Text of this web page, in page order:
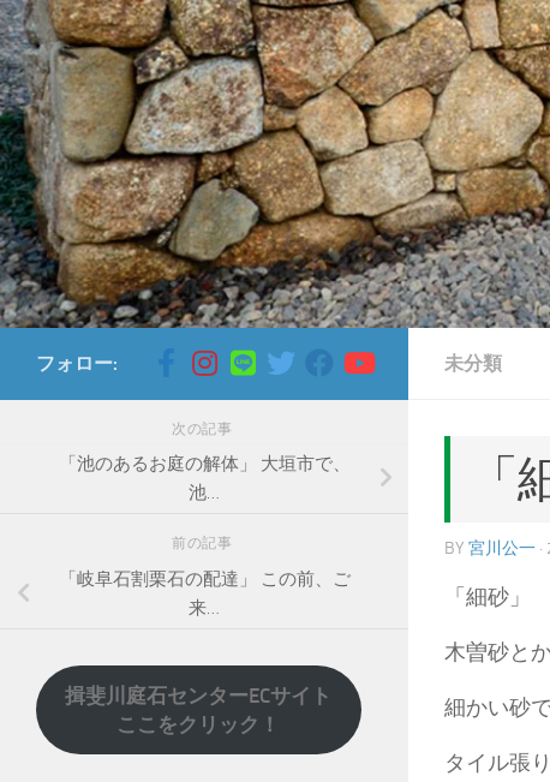
コンテンツへスキップ
未分類
BY 宮川公一 ·
「細砂」
木曽砂と
細かい砂
タイル張
フォロー:
次の記事
「池のあるお庭の解体」 大垣市で、
池…
前の記事
「岐阜石割栗石の配達」 この前、ご
来…
揖斐川庭石センターECサイト
ここをクリック！